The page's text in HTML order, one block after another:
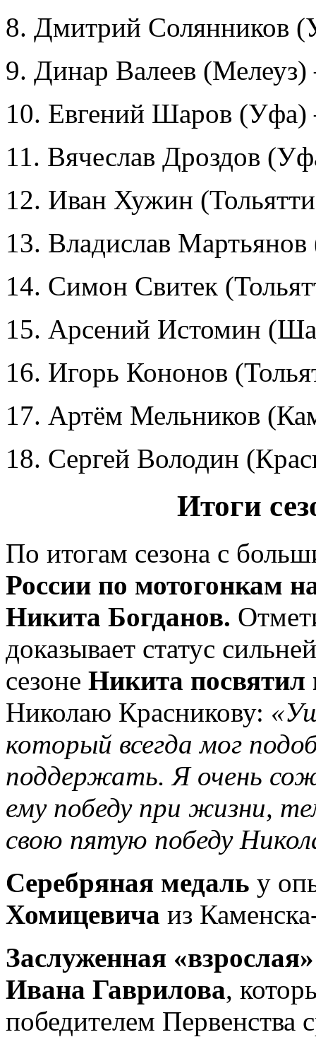
8. Дмитрий Солянников
9. Динар Валеев (Мелеуз)
10. Евгений Шаров (Уфа)
11. Вячеслав Дроздов
12. Иван Хужин
13. Владислав
14. Симон Свитек
15. Арсений Истомин
16. Игорь Кононов
17. Артём Мельников
18. Сергей Володин
Итоги
По итогам сезона с
России по мотогонкам
Никита Богданов.
доказывает статус
сезоне Никита посвятил
Николаю Красникову:
который всегда мог
поддержать. Я очень
ему победу при жизни,
свою пятую победу
Серебряная медаль у
Хомицевича из
Заслуженная
Ивана Гаврилова,
победителем Первенства